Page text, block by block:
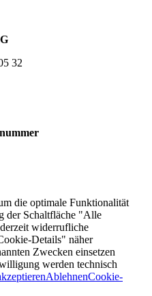
32
die optimale Funktionalität
der Schaltfläche "Alle
widerrufliche
Details" näher
Zwecken einsetzen
werden technisch
AblehnenCookie-